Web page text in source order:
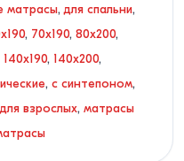
матрасы,для спальни,
, 70x190, 80x200,
140x190, 140x200,
, с синтепоном,
для взрослых, матрасы